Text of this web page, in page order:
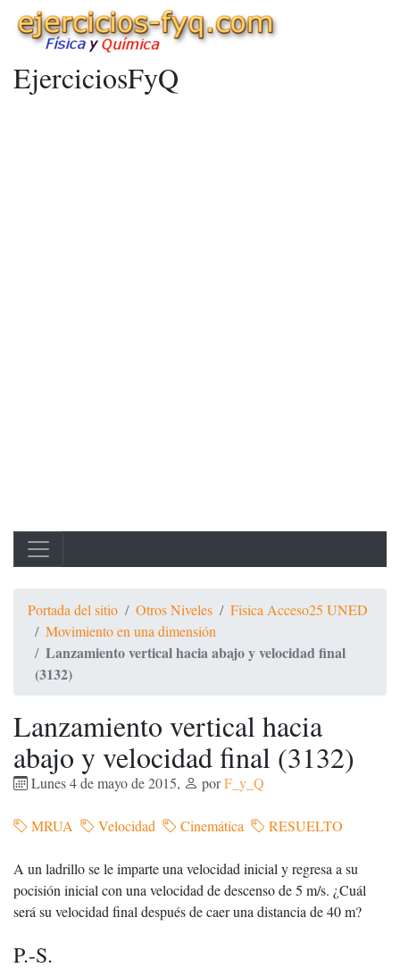
EjerciciosFyQ
Portada del sitio Otros Niveles
Fisica Acceso25 UNED
Movimiento en una dimensión
Lanzamiento vertical hacia abajo y velocidad final
(3132)
Lanzamiento vertical hacia
abajo y velocidad final (3132)
Lunes 4 de mayo de 2015, porF_y_Q
MRUA Velocidad Cinemática RESUELTO
A un ladrillo se le imparte una velocidad inicial y regresa a su
pocisión inicial con una velocidad de descenso de 5 m/s. ¿Cuál
será su velocidad final después de caer una distancia de 40 m?
P.-S.